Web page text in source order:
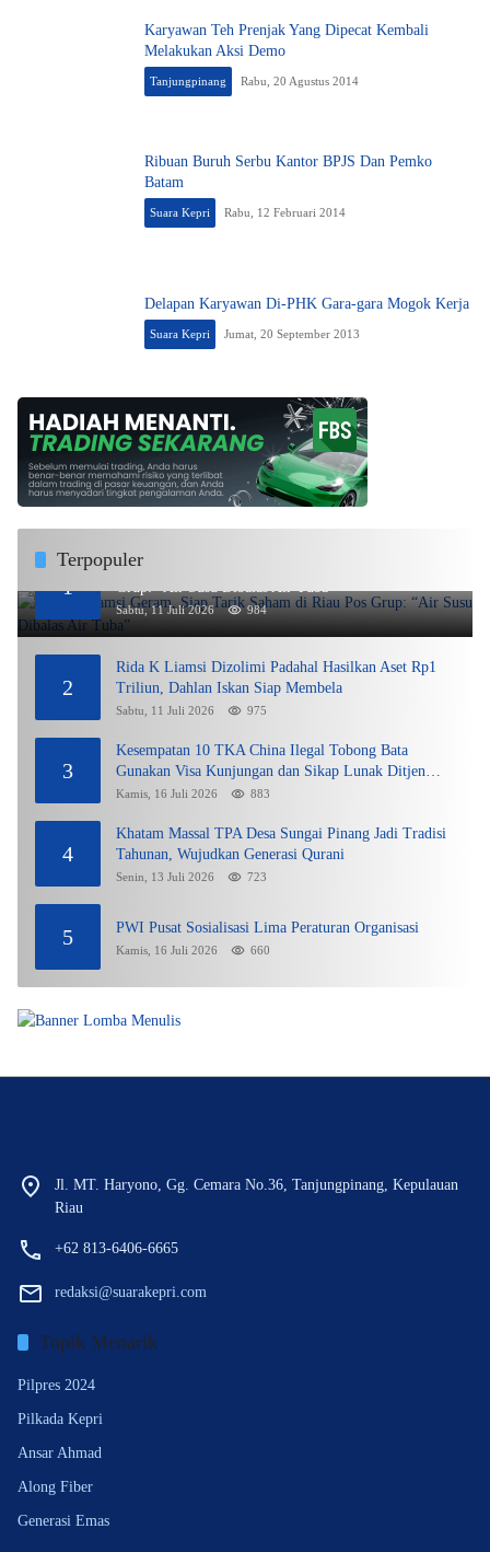
Karyawan Teh Prenjak Yang Dipecat Kembali
Melakukan Aksi Demo
Tanjungpinang Rabu, 20 Agustus 2014
Ribuan Buruh Serbu Kantor BPJS Dan Pemko
Batam
Suara Kepri Rabu, 12 Februari 2014
Delapan Karyawan Di-PHK Gara-gara Mogok Kerja
Suara Kepri Jumat, 20 September 2013
Terpopuler
1
Rida K Liamsi Geram, Siap Tarik Saham di Riau Pos
Grup: “Air Susu Dibalas Air Tuba”
Sabtu, 11 Juli 2026 984
2
Rida K Liamsi Dizolimi Padahal Hasilkan Aset Rp1
Triliun, Dahlan Iskan Siap Membela
Sabtu, 11 Juli 2026 975
3
Kesempatan 10 TKA China Ilegal Tobong Bata
Gunakan Visa Kunjungan dan Sikap Lunak Ditjen
Imigrasi Kepri?
Kamis, 16 Juli 2026 883
4
Khatam Massal TPA Desa Sungai Pinang Jadi Tradisi
Tahunan, Wujudkan Generasi Qurani
Senin, 13 Juli 2026 723
5 PWI Pusat Sosialisasi Lima Peraturan Organisasi
Kamis, 16 Juli 2026 660
Jl. MT. Haryono, Gg. Cemara No.36, Tanjungpinang, Kepulauan
Riau
+62 813-6406-6665
redaksi@suarakepri.com
Topik Menarik
Pilpres 2024
Pilkada Kepri
Ansar Ahmad
Along Fiber
Generasi Emas